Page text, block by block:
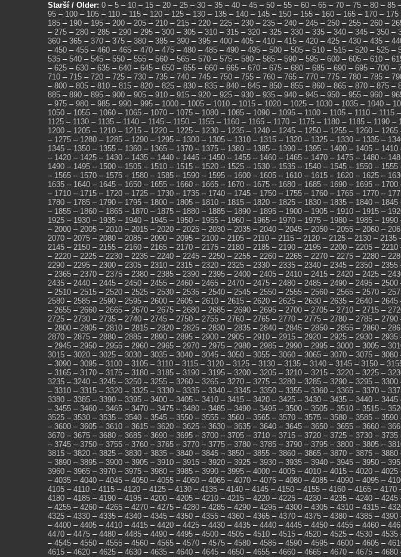
Starší / Older: 0 – 5 – 10 – 15 – 20 – 25 – 30 – 35 – 40 – 45 – 50 – 55 – 60 – 65 – 70 – 75 – 80 – 85
95 – 100 – 105 – 110 – 115 – 120 – 125 – 130 – 135 – 140 – 145 – 150 – 155 – 160 – 165 – 170 – 175
185 – 190 – 195 – 200 – 205 – 210 – 215 – 220 – 225 – 230 – 235 – 240 – 245 – 250 – 255 – 260 –
– 275 – 280 – 285 – 290 – 295 – 300 – 305 – 310 – 315 – 320 – 325 – 330 – 335 – 340 – 345 – 350 –
360 – 365 – 370 – 375 – 380 – 385 – 390 – 395 – 400 – 405 – 410 – 415 – 420 – 425 – 430 – 435 –
– 450 – 455 – 460 – 465 – 470 – 475 – 480 – 485 – 490 – 495 – 500 – 505 – 510 – 515 – 520 – 525 –
535 – 540 – 545 – 550 – 555 – 560 – 565 – 570 – 575 – 580 – 585 – 590 – 595 – 600 – 605 – 610 –
– 625 – 630 – 635 – 640 – 645 – 650 – 655 – 660 – 665 – 670 – 675 – 680 – 685 – 690 – 695 – 700 –
710 – 715 – 720 – 725 – 730 – 735 – 740 – 745 – 750 – 755 – 760 – 765 – 770 – 775 – 780 – 785 –
– 800 – 805 – 810 – 815 – 820 – 825 – 830 – 835 – 840 – 845 – 850 – 855 – 860 – 865 – 870 – 875 –
885 – 890 – 895 – 900 – 905 – 910 – 915 – 920 – 925 – 930 – 935 – 940 – 945 – 950 – 955 – 960 –
– 975 – 980 – 985 – 990 – 995 – 1000 – 1005 – 1010 – 1015 – 1020 – 1025 – 1030 – 1035 – 1040 –
1050 – 1055 – 1060 – 1065 – 1070 – 1075 – 1080 – 1085 – 1090 – 1095 – 1100 – 1105 – 1110 – 1115 –
1125 – 1130 – 1135 – 1140 – 1145 – 1150 – 1155 – 1160 – 1165 – 1170 – 1175 – 1180 – 1185 – 1190 –
1200 – 1205 – 1210 – 1215 – 1220 – 1225 – 1230 – 1235 – 1240 – 1245 – 1250 – 1255 – 1260 – 1265
– 1275 – 1280 – 1285 – 1290 – 1295 – 1300 – 1305 – 1310 – 1315 – 1320 – 1325 – 1330 – 1335 –
1345 – 1350 – 1355 – 1360 – 1365 – 1370 – 1375 – 1380 – 1385 – 1390 – 1395 – 1400 – 1405 – 1410
– 1420 – 1425 – 1430 – 1435 – 1440 – 1445 – 1450 – 1455 – 1460 – 1465 – 1470 – 1475 – 1480 –
1490 – 1495 – 1500 – 1505 – 1510 – 1515 – 1520 – 1525 – 1530 – 1535 – 1540 – 1545 – 1550 – 1555
– 1565 – 1570 – 1575 – 1580 – 1585 – 1590 – 1595 – 1600 – 1605 – 1610 – 1615 – 1620 – 1625 –
1635 – 1640 – 1645 – 1650 – 1655 – 1660 – 1665 – 1670 – 1675 – 1680 – 1685 – 1690 – 1695 – 1700
– 1710 – 1715 – 1720 – 1725 – 1730 – 1735 – 1740 – 1745 – 1750 – 1755 – 1760 – 1765 – 1770 –
1780 – 1785 – 1790 – 1795 – 1800 – 1805 – 1810 – 1815 – 1820 – 1825 – 1830 – 1835 – 1840 – 1845
– 1855 – 1860 – 1865 – 1870 – 1875 – 1880 – 1885 – 1890 – 1895 – 1900 – 1905 – 1910 – 1915 –
1925 – 1930 – 1935 – 1940 – 1945 – 1950 – 1955 – 1960 – 1965 – 1970 – 1975 – 1980 – 1985 – 1990
– 2000 – 2005 – 2010 – 2015 – 2020 – 2025 – 2030 – 2035 – 2040 – 2045 – 2050 – 2055 – 2060 –
2070 – 2075 – 2080 – 2085 – 2090 – 2095 – 2100 – 2105 – 2110 – 2115 – 2120 – 2125 – 2130 – 2135
2145 – 2150 – 2155 – 2160 – 2165 – 2170 – 2175 – 2180 – 2185 – 2190 – 2195 – 2200 – 2205 – 2210
– 2220 – 2225 – 2230 – 2235 – 2240 – 2245 – 2250 – 2255 – 2260 – 2265 – 2270 – 2275 – 2280 –
2290 – 2295 – 2300 – 2305 – 2310 – 2315 – 2320 – 2325 – 2330 – 2335 – 2340 – 2345 – 2350 – 2355
– 2365 – 2370 – 2375 – 2380 – 2385 – 2390 – 2395 – 2400 – 2405 – 2410 – 2415 – 2420 – 2425 –
2435 – 2440 – 2445 – 2450 – 2455 – 2460 – 2465 – 2470 – 2475 – 2480 – 2485 – 2490 – 2495 – 2500
– 2510 – 2515 – 2520 – 2525 – 2530 – 2535 – 2540 – 2545 – 2550 – 2555 – 2560 – 2565 – 2570 –
2580 – 2585 – 2590 – 2595 – 2600 – 2605 – 2610 – 2615 – 2620 – 2625 – 2630 – 2635 – 2640 – 2645
– 2655 – 2660 – 2665 – 2670 – 2675 – 2680 – 2685 – 2690 – 2695 – 2700 – 2705 – 2710 – 2715 –
2725 – 2730 – 2735 – 2740 – 2745 – 2750 – 2755 – 2760 – 2765 – 2770 – 2775 – 2780 – 2785 – 2790
– 2800 – 2805 – 2810 – 2815 – 2820 – 2825 – 2830 – 2835 – 2840 – 2845 – 2850 – 2855 – 2860 –
2870 – 2875 – 2880 – 2885 – 2890 – 2895 – 2900 – 2905 – 2910 – 2915 – 2920 – 2925 – 2930 – 2935
– 2945 – 2950 – 2955 – 2960 – 2965 – 2970 – 2975 – 2980 – 2985 – 2990 – 2995 – 3000 – 3005 –
3015 – 3020 – 3025 – 3030 – 3035 – 3040 – 3045 – 3050 – 3055 – 3060 – 3065 – 3070 – 3075 – 3080
– 3090 – 3095 – 3100 – 3105 – 3110 – 3115 – 3120 – 3125 – 3130 – 3135 – 3140 – 3145 – 3150 –
– 3165 – 3170 – 3175 – 3180 – 3185 – 3190 – 3195 – 3200 – 3205 – 3210 – 3215 – 3220 – 3225 –
3235 – 3240 – 3245 – 3250 – 3255 – 3260 – 3265 – 3270 – 3275 – 3280 – 3285 – 3290 – 3295 – 3300
– 3310 – 3315 – 3320 – 3325 – 3330 – 3335 – 3340 – 3345 – 3350 – 3355 – 3360 – 3365 – 3370 –
3380 – 3385 – 3390 – 3395 – 3400 – 3405 – 3410 – 3415 – 3420 – 3425 – 3430 – 3435 – 3440 – 3445
– 3455 – 3460 – 3465 – 3470 – 3475 – 3480 – 3485 – 3490 – 3495 – 3500 – 3505 – 3510 – 3515 –
3525 – 3530 – 3535 – 3540 – 3545 – 3550 – 3555 – 3560 – 3565 – 3570 – 3575 – 3580 – 3585 – 3590
– 3600 – 3605 – 3610 – 3615 – 3620 – 3625 – 3630 – 3635 – 3640 – 3645 – 3650 – 3655 – 3660 –
3670 – 3675 – 3680 – 3685 – 3690 – 3695 – 3700 – 3705 – 3710 – 3715 – 3720 – 3725 – 3730 – 3735
– 3745 – 3750 – 3755 – 3760 – 3765 – 3770 – 3775 – 3780 – 3785 – 3790 – 3795 – 3800 – 3805 –
3815 – 3820 – 3825 – 3830 – 3835 – 3840 – 3845 – 3850 – 3855 – 3860 – 3865 – 3870 – 3875 – 3880
– 3890 – 3895 – 3900 – 3905 – 3910 – 3915 – 3920 – 3925 – 3930 – 3935 – 3940 – 3945 – 3950 –
3960 – 3965 – 3970 – 3975 – 3980 – 3985 – 3990 – 3995 – 4000 – 4005 – 4010 – 4015 – 4020 – 4025
– 4035 – 4040 – 4045 – 4050 – 4055 – 4060 – 4065 – 4070 – 4075 – 4080 – 4085 – 4090 – 4095 –
4105 – 4110 – 4115 – 4120 – 4125 – 4130 – 4135 – 4140 – 4145 – 4150 – 4155 – 4160 – 4165 – 4170
4180 – 4185 – 4190 – 4195 – 4200 – 4205 – 4210 – 4215 – 4220 – 4225 – 4230 – 4235 – 4240 – 4245
– 4255 – 4260 – 4265 – 4270 – 4275 – 4280 – 4285 – 4290 – 4295 – 4300 – 4305 – 4310 – 4315 –
4325 – 4330 – 4335 – 4340 – 4345 – 4350 – 4355 – 4360 – 4365 – 4370 – 4375 – 4380 – 4385 – 4390
– 4400 – 4405 – 4410 – 4415 – 4420 – 4425 – 4430 – 4435 – 4440 – 4445 – 4450 – 4455 – 4460 –
4470 – 4475 – 4480 – 4485 – 4490 – 4495 – 4500 – 4505 – 4510 – 4515 – 4520 – 4525 – 4530 – 4535
– 4545 – 4550 – 4555 – 4560 – 4565 – 4570 – 4575 – 4580 – 4585 – 4590 – 4595 – 4600 – 4605 –
4615 – 4620 – 4625 – 4630 – 4635 – 4640 – 4645 – 4650 – 4655 – 4660 – 4665 – 4670 – 4675 – 4680